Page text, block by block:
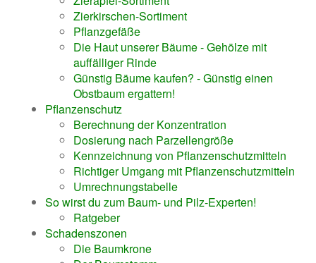
Zierkirschen-Sortiment
Pflanzgefäße
Die Haut unserer Bäume - Gehölze mit
auffälliger Rinde
Günstig Bäume kaufen? - Günstig einen
Obstbaum ergattern!
Pflanzenschutz
Berechnung der Konzentration
Dosierung nach Parzellengröße
Kennzeichnung von Pflanzenschutzmitteln
Richtiger Umgang mit Pflanzenschutzmitteln
Umrechnungstabelle
So wirst du zum Baum- und Pilz-Experten!
Ratgeber
Schadenszonen
Die Baumkrone